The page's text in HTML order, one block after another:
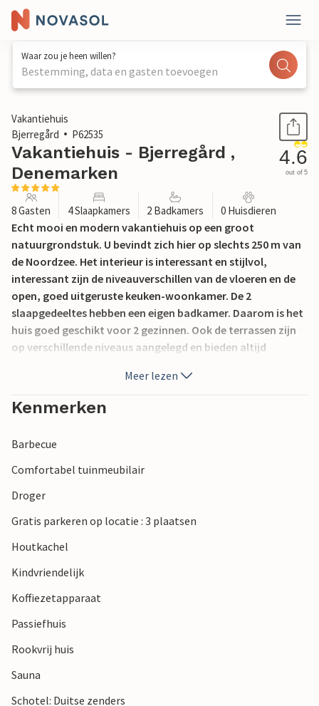
Waar zou je heen willen?
Bestemming, data en gasten toevoegen
1 / 25
Vakantiehuis
Bjerregård
P62535
Vakantiehuis - Bjerregård ,
Denemarken
4.6
out of 5
8 Gasten 4 Slaapkamers 2 Badkamers 0 Huisdieren
Echt mooi en modern vakantiehuis op een groot
natuurgrondstuk. U bevindt zich hier op slechts 250 m van
de Noordzee. Het interieur is interessant en stijlvol,
interessant zijn de niveauverschillen van de vloeren en de
open, goed uitgeruste keuken-woonkamer. De 2
slaapgedeeltes hebben een eigen badkamer. Daarom is het
huis goed geschikt voor 2 gezinnen. Ook de terrassen zijn
op verschillende niveaus aangelegd en bieden altijd
mogelijkheden om de natuur te ervaren, vooral bij
Ringkøbing Fjord en de Noordzee, waar witte stranden op
u wachten. Het dichtstbijzijnde stadje is Hvide Sande met
restaurants.
Meer lezen
Kenmerken
Barbecue
Comfortabel tuinmeubilair
Droger
Gratis parkeren op locatie : 3 plaatsen
Houtkachel
Kindvriendelijk
Koffiezetapparaat
Passiefhuis
Rookvrij huis
Sauna
Schotel: Duitse zenders